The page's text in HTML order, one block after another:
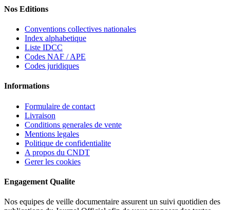
Nos Editions
Conventions collectives nationales
Index alphabetique
Liste IDCC
Codes NAF / APE
Codes juridiques
Informations
Formulaire de contact
Livraison
Conditions generales de vente
Mentions legales
Politique de confidentialite
A propos du CNDT
Gerer les cookies
Engagement Qualite
Nos equipes de veille documentaire assurent un suivi quotidien des